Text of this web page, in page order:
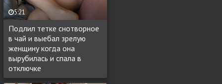
Подлил тетке снотворное
в чай и выебал зрелую
женщину когда она
вырубилась и спала в
отключке
5:21